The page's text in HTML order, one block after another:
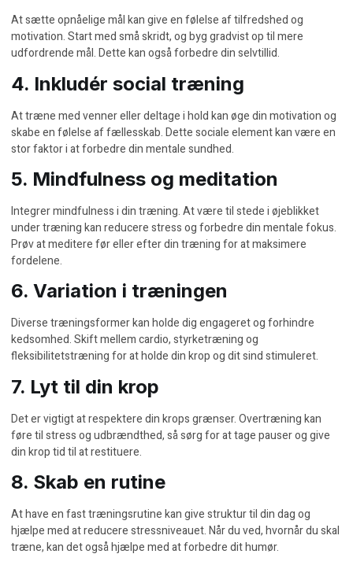
At sætte opnåelige mål kan give en følelse af tilfredshed og
motivation. Start med små skridt, og byg gradvist op til mere
udfordrende mål. Dette kan også forbedre din selvtillid.
4. Inkludér social træning
At træne med venner eller deltage i hold kan øge din motivation og
skabe en følelse af fællesskab. Dette sociale element kan være en
stor faktor i at forbedre din mentale sundhed.
5. Mindfulness og meditation
Integrer mindfulness i din træning. At være til stede i øjeblikket
under træning kan reducere stress og forbedre din mentale fokus.
Prøv at meditere før eller efter din træning for at maksimere
fordelene.
6. Variation i træningen
Diverse træningsformer kan holde dig engageret og forhindre
kedsomhed. Skift mellem cardio, styrketræning og
fleksibilitetstræning for at holde din krop og dit sind stimuleret.
7. Lyt til din krop
Det er vigtigt at respektere din krops grænser. Overtræning kan
føre til stress og udbrændthed, så sørg for at tage pauser og give
din krop tid til at restituere.
8. Skab en rutine
At have en fast træningsrutine kan give struktur til din dag og
hjælpe med at reducere stressniveauet. Når du ved, hvornår du skal
træne, kan det også hjælpe med at forbedre dit humør.